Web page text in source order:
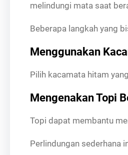
melindungi mata saat
Beberapa langkah yang
Menggunakan
Pilih kacamata hitam
Mengenakan Topi
Topi dapat membantu
Perlindungan sederhana